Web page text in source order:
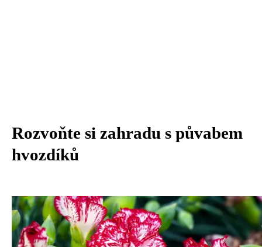
Rozvoňte si zahradu s půvabem
hvozdíků